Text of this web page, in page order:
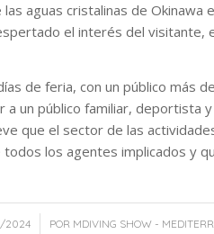
aguas cristalinas de Okinawa
el interés del visitante,
de feria, con un público más
a un público familiar, deportista
que el sector de las
los agentes implicados y
2024 POR MDIVING SHOW -